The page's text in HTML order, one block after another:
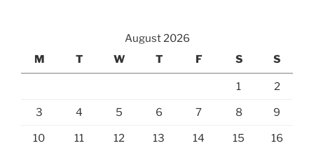
August 2026
M
T W T F S S
1 2
3 4 5 6 7 8 9
10 11 12 13 14 15 16